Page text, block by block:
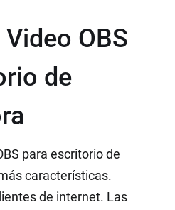
OBS
de
para escritorio de
características.
de internet. Las